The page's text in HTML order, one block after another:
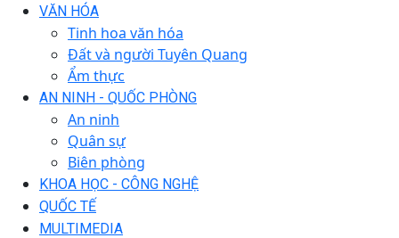
VĂN HÓA
Tinh hoa văn hóa
Đất và người Tuyên Quang
Ẩm thực
AN NINH - QUỐC PHÒNG
An ninh
Quân sự
Biên phòng
KHOA HỌC - CÔNG NGHỆ
QUỐC TẾ
MULTIMEDIA